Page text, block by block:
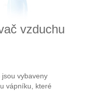
vzduchu
vybaveny
vápníku, které